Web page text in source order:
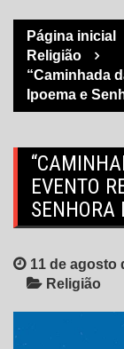
Página inicial
Religião
“Caminhada
Ipoema e
EVENTO
SENHORA
11 de agosto
Religião